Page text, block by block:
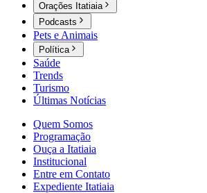
Orações Itatiaia
Podcasts
Pets e Animais
Política
Saúde
Trends
Turismo
Últimas Notícias
Quem Somos
Programação
Ouça a Itatiaia
Institucional
Entre em Contato
Expediente Itatiaia